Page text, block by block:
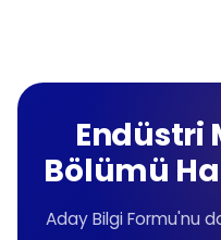
Endüstri
Bölümü
Aday Bilgi Formu'nu